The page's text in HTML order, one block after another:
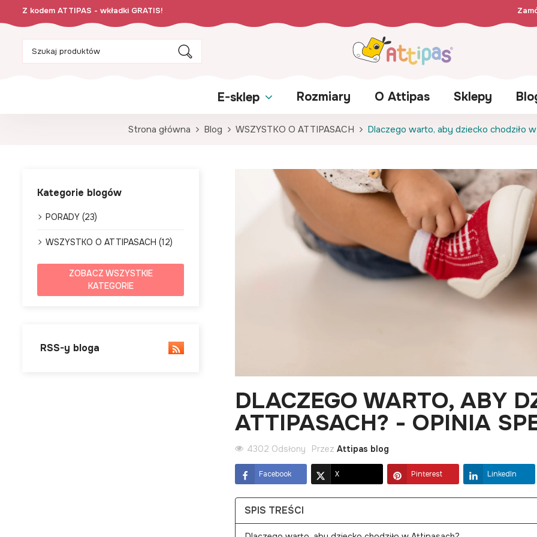
Z kodem ATTIPAS - wkładki GRATIS!
E-sklep Rozmiary O Attipas Sklepy
Strona główna Blog WSZYSTKO O ATTIPASACH Dlaczego warto, aby dziecko chodziło
Kategorie blogów
PORADY (23)
WSZYSTKO O ATTIPASACH (12)
ZOBACZ WSZYSTKIE
KATEGORIE
RSS-y bloga
DLACZEGO WARTO, ABY
ATTIPASACH? - OPINIA
4302 Odsłony Przez Attipas blog
Facebook X Pinterest LinkedIn
SPIS TREŚCI